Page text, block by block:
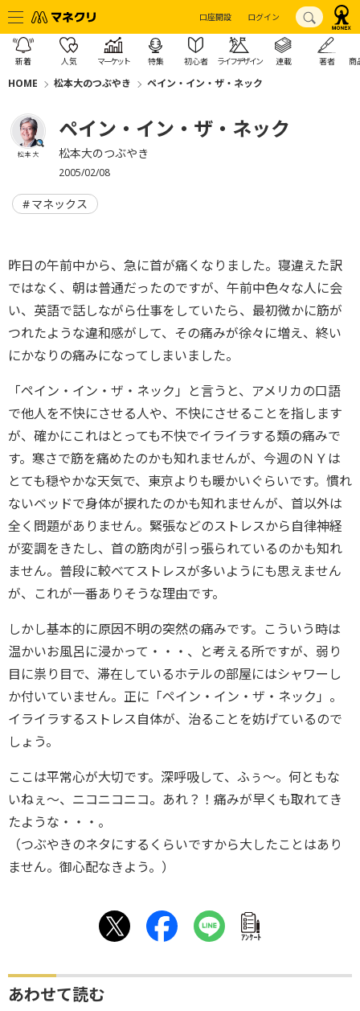
口座開設 ログイン
新着 人気 マーケット 特集 初心者 ライフデザイン 連載 著者 商
HOME 松本大のつぶやき ペイン・イン・ザ・ネック
松本 大
ペイン・イン・ザ・ネック
松本大のつぶやき
2005/02/08
マネックス
昨日の午前中から、急に首が痛くなりました。寝違えた訳
ではなく、朝は普通だったのですが、午前中色々な人に会
い、英語で話しながら仕事をしていたら、最初微かに筋が
つれたような違和感がして、その痛みが徐々に増え、終い
にかなりの痛みになってしまいました。
「ペイン・イン・ザ・ネック」と言うと、アメリカの口語
で他人を不快にさせる人や、不快にさせることを指します
が、確かにこれはとっても不快でイライラする類の痛みで
す。寒さで筋を痛めたのかも知れませんが、今週のＮＹは
とても穏やかな天気で、東京よりも暖かいぐらいです。慣れ
ないベッドで身体が捩れたのかも知れませんが、首以外は
全く問題がありません。緊張などのストレスから自律神経
が変調をきたし、首の筋肉が引っ張られているのかも知れ
ません。普段に較べてストレスが多いようにも思えません
が、これが一番ありそうな理由です。
しかし基本的に原因不明の突然の痛みです。こういう時は
温かいお風呂に浸かって・・・、と考える所ですが、弱り
目に祟り目で、滞在しているホテルの部屋にはシャワーし
か付いていません。正に「ペイン・イン・ザ・ネック」。
イライラするストレス自体が、治ることを妨げているので
しょう。
ここは平常心が大切です。深呼吸して、ふぅ〜。何ともな
いねぇ〜、ニコニコニコ。あれ？！痛みが早くも取れてき
たような・・・。
（つぶやきのネタにするくらいですから大したことはあり
ません。御心配なきよう。）
ｱﾝｹｰﾄ
あわせて読む